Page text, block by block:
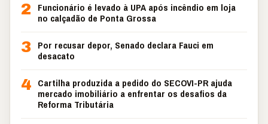
2
Funcionário é levado à UPA após incêndio em loja
no calçadão de Ponta Grossa
3 Por recusar depor, Senado declara Fauci em
desacato
4 Cartilha produzida a pedido do SECOVI-PR ajuda
mercado imobiliário a enfrentar os desafios da
Reforma Tributária